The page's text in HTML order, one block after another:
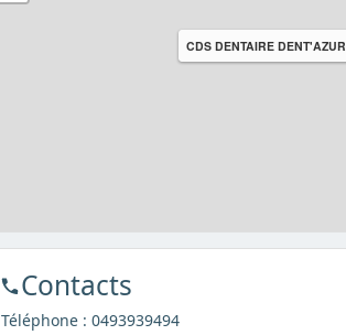
CDS DENTAIRE DENT'AZUR
Contacts
Téléphone : 0493939494